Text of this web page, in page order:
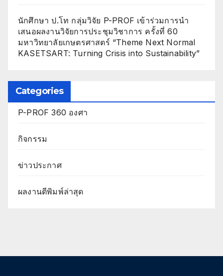
นักศึกษา ป.โท กลุ่มวิจัย P-PROF เข้าร่วมการนำ
เสนอผลงานวิจัยการประชุมวิชาการ ครั้งที่ 60
มหาวิทยาลัยเกษตรศาสตร์ “Theme Next Normal
KASETSART: Turning Crisis into Sustainability”
Categories
P-PROF 360 องศา
กิจกรรม
ข่าวประกาศ
ผลงานตีพิมพ์ล่าสุด